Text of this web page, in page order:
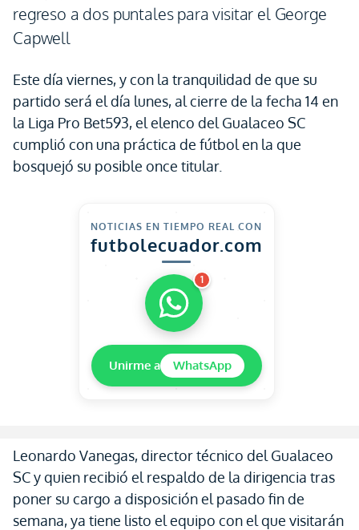
regreso a dos puntales para visitar el George
Capwell
Este día viernes, y con la tranquilidad de que su
partido será el día lunes, al cierre de la fecha 14 en
la Liga Pro Bet593, el elenco del Gualaceo SC
cumplió con una práctica de fútbol en la que
bosquejó su posible once titular.
NOTICIAS EN TIEMPO REAL CON
futbolecuador.com
1
Unirme a WhatsApp
Leonardo Vanegas, director técnico del Gualaceo
SC y quien recibió el respaldo de la dirigencia tras
poner su cargo a disposición el pasado fin de
semana, ya tiene listo el equipo con el que visitarán